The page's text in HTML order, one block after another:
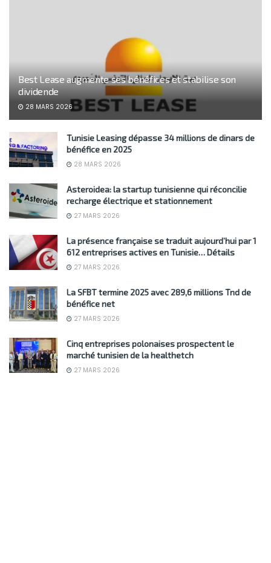
Best Lease augmente ses bénéfices et stabilise son
dividende
28 MARS 2026
Tunisie Leasing dépasse 34 millions de dinars de
bénéfice en 2025
28 MARS 2026
Asteroidea: la startup tunisienne qui réconcilie
recharge électrique et stationnement
27 MARS 2026
La présence française se traduit aujourd’hui par 1
612 entreprises actives en Tunisie… Détails
27 MARS 2026
La SFBT termine 2025 avec 289,6 millions Tnd de
bénéfice net
27 MARS 2026
Cinq entreprises polonaises prospectent le
marché tunisien de la healthetch
27 MARS 2026